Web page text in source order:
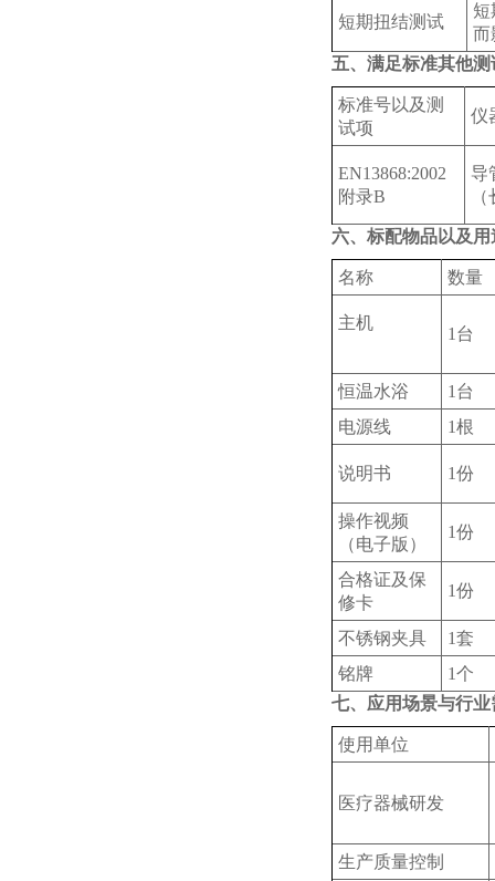
短期扭结测试
短
而
五、满足标准其他
标准号以及测
试项
仪
‌EN13868:2002
附录B
导
六、标配物品以及用
名称 数量
主机
1台
恒温水浴
1台
电源线
1根
说明书 1份
操作视频
（电子版）
1份
合格证及保
修卡
1份
不锈钢夹具
1套
铭牌
1个
七、应用场景与行业
使用单位
医疗器械研发
生产质量控制